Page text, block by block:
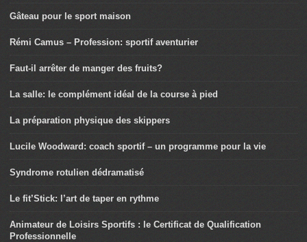
Gâteau pour le sport maison
Rémi Camus – Profession: sportif aventurier
Faut-il arrêter de manger des fruits?
La salle: le complément idéal de la course à pied
La préparation physique des skippers
Lucile Woodward: coach sportif – un programme pour la vie
Syndrome rotulien dédramatisé
Le fit’Stick: l’art de taper en rythme
Animateur de Loisirs Sportifs : le Certificat de Qualification
Professionnelle